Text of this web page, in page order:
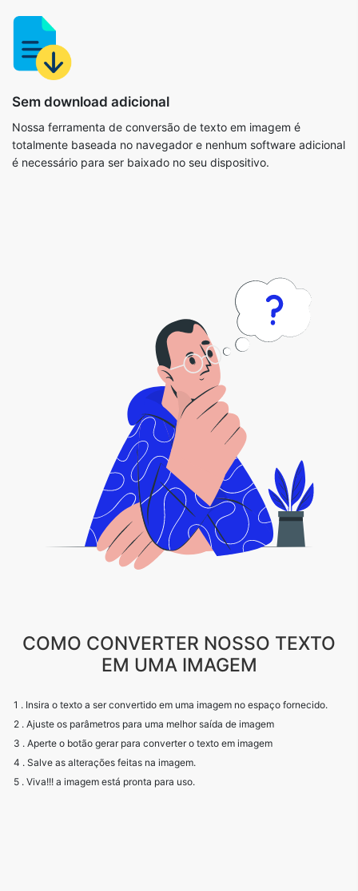
Sem download adicional
Nossa ferramenta de conversão de texto em imagem é
totalmente baseada no navegador e nenhum software adicional
é necessário para ser baixado no seu dispositivo.
COMO CONVERTER NOSSO TEXTO
EM UMA IMAGEM
1 . Insira o texto a ser convertido em uma imagem no espaço fornecido.
2 . Ajuste os parâmetros para uma melhor saída de imagem
3 . Aperte o botão gerar para converter o texto em imagem
4 . Salve as alterações feitas na imagem.
5 . Viva!!! a imagem está pronta para uso.